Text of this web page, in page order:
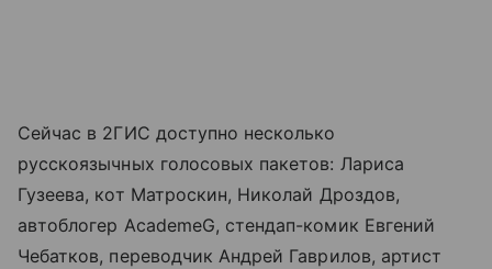
Сейчас в 2ГИС доступно несколько
русскоязычных голосовых пакетов: Лариса
Гузеева, кот Матроскин, Николай Дроздов,
автоблогер AcademeG, стендап-комик Евгений
Чебатков, переводчик Андрей Гаврилов, артист